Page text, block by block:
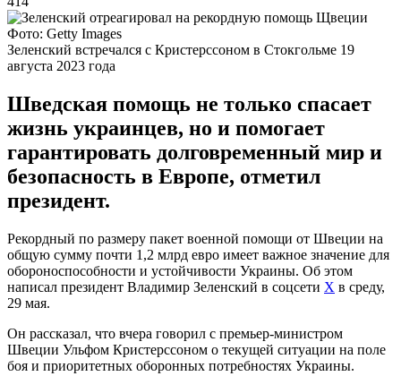
Фото: Getty Images
Зеленский встречался с Кристерссоном в Стокгольме 19
августа 2023 года
Шведская помощь не только спасает
жизнь украинцев, но и помогает
гарантировать долговременный мир и
безопасность в Европе, отметил
президент.
Рекордный по размеру пакет военной помощи от Швеции на
общую сумму почти 1,2 млрд евро имеет важное значение для
обороноспособности и устойчивости Украины. Об этом
написал президент Владимир Зеленский в соцсети Х в среду,
29 мая.
Он рассказал, что вчера говорил с премьер-министром
Швеции Ульфом Кристерссоном о текущей ситуации на поле
боя и приоритетных оборонных потребностях Украины.